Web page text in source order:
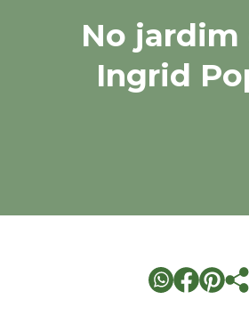
No jardim
Ingrid